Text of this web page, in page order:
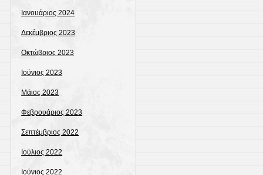
Ιανουάριος 2024
Δεκέμβριος 2023
Οκτώβριος 2023
Ιούνιος 2023
Μάιος 2023
Φεβρουάριος 2023
Σεπτέμβριος 2022
Ιούλιος 2022
Ιούνιος 2022